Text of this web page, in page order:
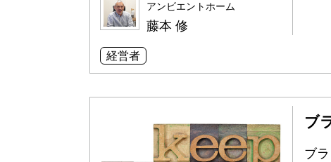
アンビエントホーム
藤本 修
経営者
ブ
ブ